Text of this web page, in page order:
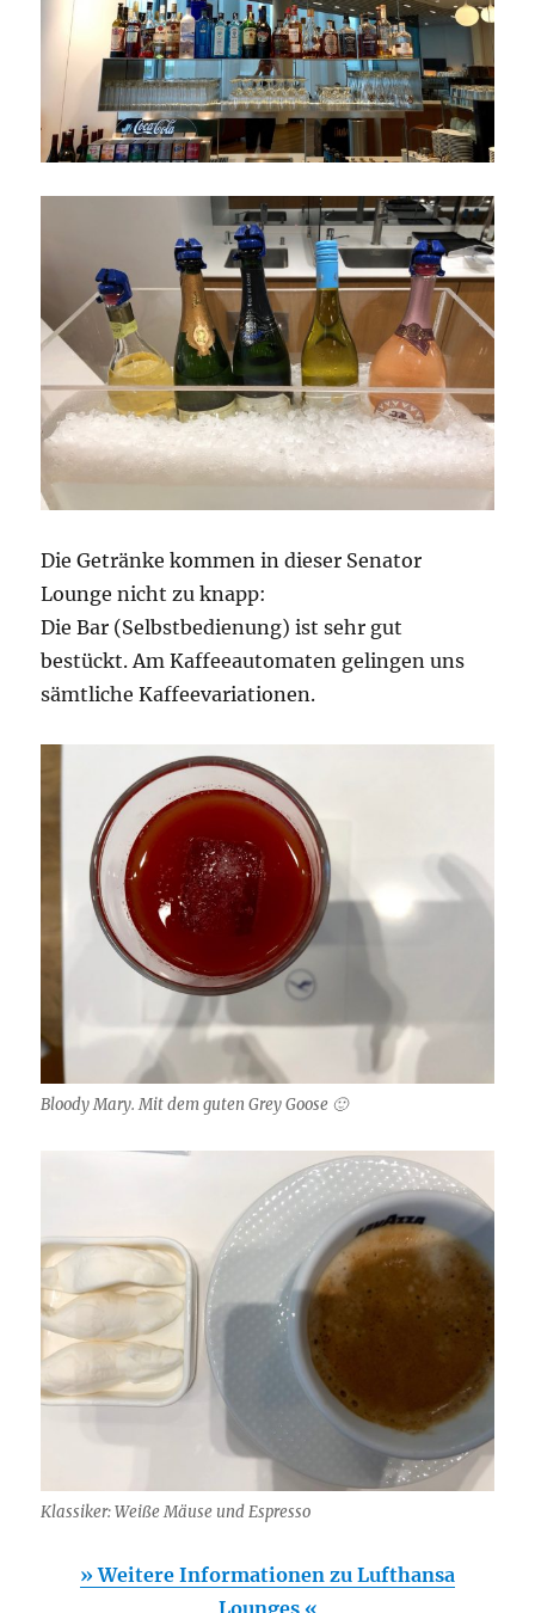
Die Getränke kommen in dieser Senator
Lounge nicht zu knapp:
Die Bar (Selbstbedienung) ist sehr gut
bestückt. Am Kaffeeautomaten gelingen uns
sämtliche Kaffeevariationen.
Bloody Mary. Mit dem guten Grey Goose 🙂
Klassiker: Weiße Mäuse und Espresso
» Weitere Informationen zu Lufthansa
Lounges «